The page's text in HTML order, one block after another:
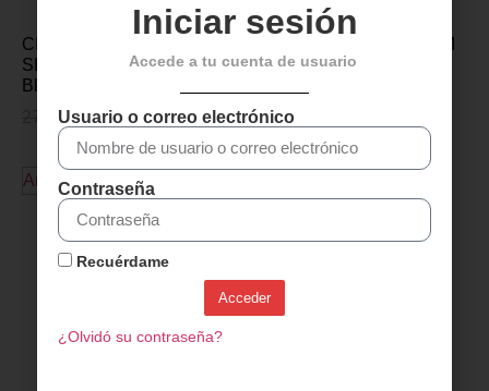
CINTA MANILLAR ZIPP
SERVICE COURSE –
Blanco
27,00€ 20,49 €
Añadir al carrito
CINTA MANILLAR SRAM
SUPERCORK – Negro
20,00€
Añadir al carrito
Iniciar sesión
Accede a tu cuenta de usuario
Usuario o correo electrónico
Contraseña
Recuérdame
Acceder
¿Olvidó su contraseña?